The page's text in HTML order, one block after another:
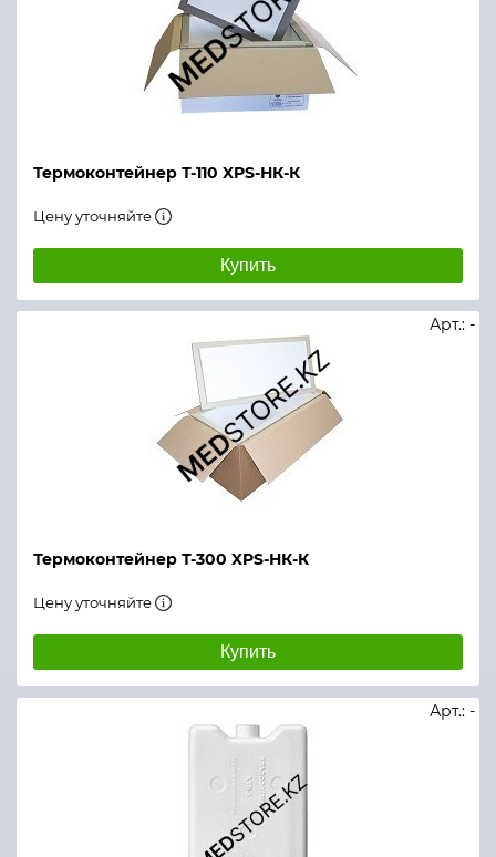
Термоконтейнер Т-110 XPS-НК-К
Цену уточняйте
Купить
Термоконтейнер Т-300 XPS-НК-К
Арт.: -
Цену уточняйте
Купить
Арт.: -